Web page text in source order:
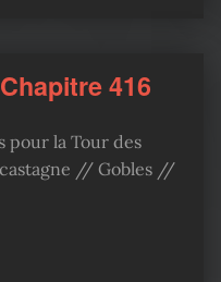
416
pour la Tour des
// Gobles //